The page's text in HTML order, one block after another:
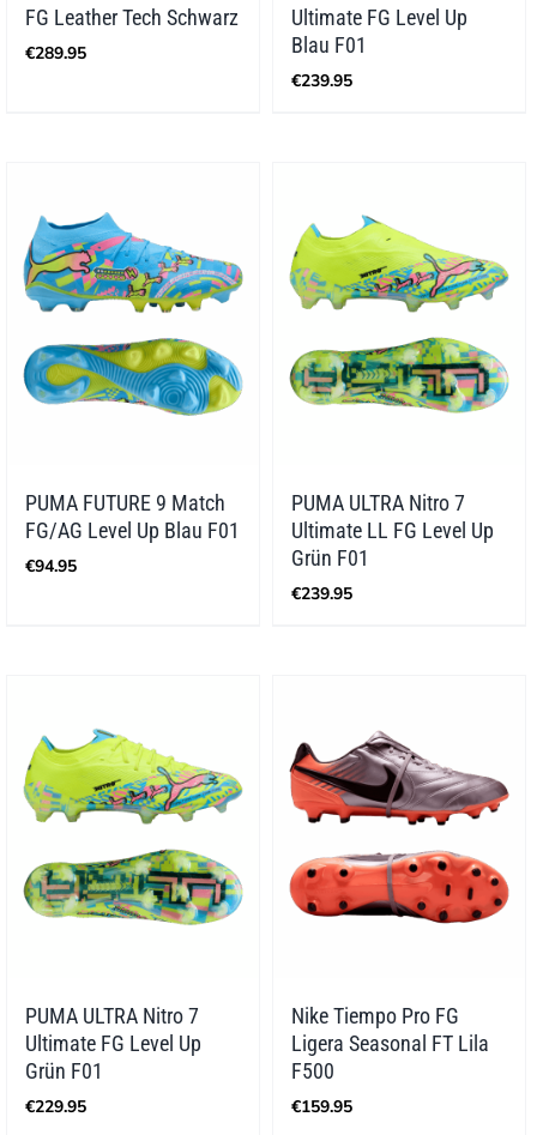
FG Leather Tech Schwarz
€289.95
Ultimate FG Level Up
Blau F01
€239.95
PUMA FUTURE 9 Match
FG/AG Level Up Blau F01
€94.95
PUMA ULTRA Nitro 7
Ultimate LL FG Level Up
Grün F01
€239.95
PUMA ULTRA Nitro 7
Ultimate FG Level Up
Grün F01
€229.95
Nike Tiempo Pro FG
Ligera Seasonal FT Lila
F500
€159.95